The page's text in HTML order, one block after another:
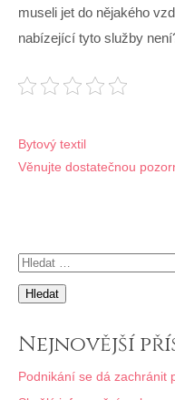
museli jet do nějakého
nabízející tyto služby
Navigace
pro
Bytový textil
Věnujte dostatečnou
Vyhledávání
Nejnovější
Podnikání se dá zachránit